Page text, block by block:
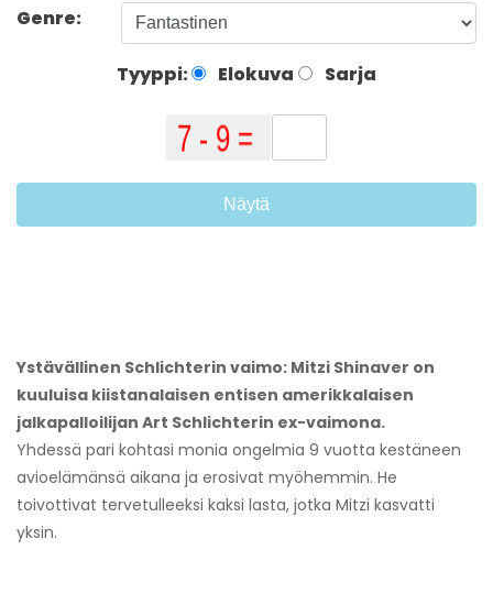
Genre:
Tyyppi: Elokuva Sarja
Näytä
Ystävällinen Schlichterin vaimo: Mitzi Shinaver on
kuuluisa kiistanalaisen entisen amerikkalaisen
jalkapalloilijan Art Schlichterin ex-vaimona.
Yhdessä pari kohtasi monia ongelmia 9 vuotta kestäneen
avioelämänsä aikana ja erosivat myöhemmin. He
toivottivat tervetulleeksi kaksi lasta, jotka Mitzi kasvatti
yksin.